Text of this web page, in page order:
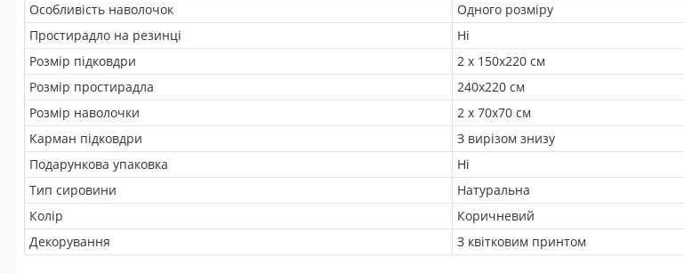
Особливість наволочок
Одного розміру
Простирадло на резинці
Ні
Розмір підковдри
2 х 150х220 см
Розмір простирадла
240х220 см
Розмір наволочки
2 х 70х70 см
Карман підковдри
З вирізом знизу
Подарункова упаковка
Ні
Тип сировини
Натуральна
Колір
Коричневий
Декорування
З квітковим принтом